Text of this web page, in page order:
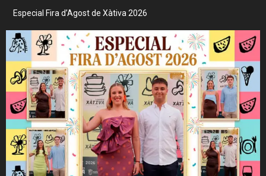
Especial Fira d’Agost de Xàtiva 2026